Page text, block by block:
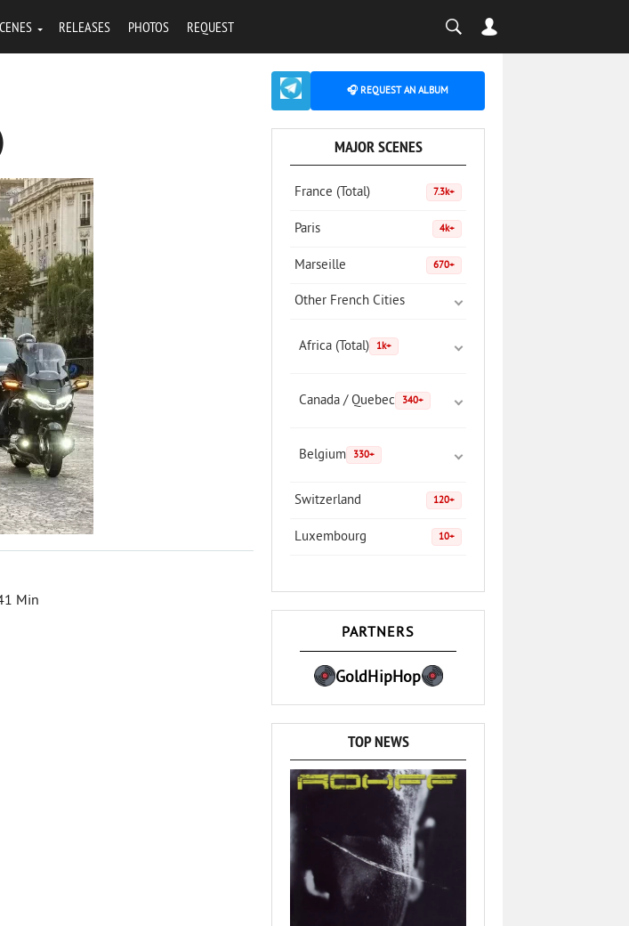
RELEASES PHOTOS REQUEST
Min
🎧 REQUEST AN ALBUM
MAJOR SCENES
France (Total) 7.3k+
Paris 4k+
Marseille 670+
Other French Cities
Africa (Total) 1k+
Canada / Quebec 340+
Belgium 330+
Switzerland 120+
Luxembourg 10+
PARTNERS
GoldHipHop
TOP NEWS